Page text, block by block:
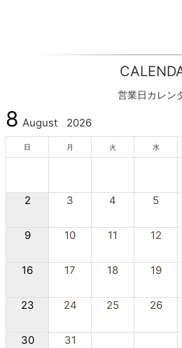
営業日カレン
8 August 2026
日 月 火 水
2 3 4 5
9 10 11 12
16 17 18 19
23 24 25 26
30 31